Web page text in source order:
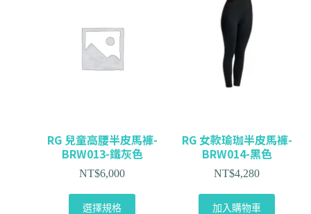
RG 兒童高腰半皮馬褲-
BRW013-鐵灰色
NT$6,000
選擇規格
RG 女款瑜珈半皮馬褲-
BRW014-黑色
NT$4,280
加入購物車